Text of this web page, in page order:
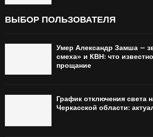
ВЫБОР ПОЛЬЗОВАТЕЛЯ
Умер Александр Замша —
смеха» и КВН: что
прощание
График отключения света
Черкасской области: